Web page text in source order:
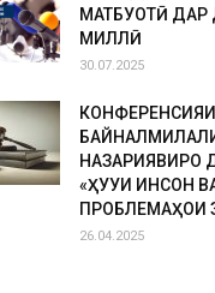
МАТБУОТӢ
МИЛЛӢ
30.07.2025
КОНФЕРЕНСИЯИ
НАЗАРИЯВИРО
«ҲУҚУҚИ ИНСОН
ПРОБЛЕМАҲОИ
26.04.2025